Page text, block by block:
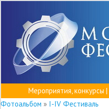
Мероприятия, конкурсы |
Фотоальбом » I-IV Фестиваль